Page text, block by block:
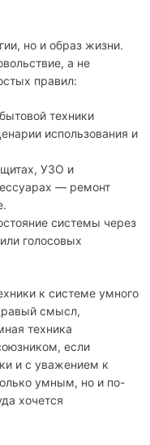
но и образ жизни.
а не
правил:
техники
использования и
УЗО и
— ремонт
системы через
голосовых
к системе умного
смысл,
техника
если
и с уважением к
умным, но и по-
хочется